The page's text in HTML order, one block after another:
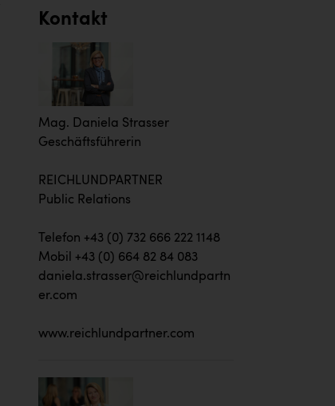
Kontakt
Mag. Daniela Strasser
Geschäftsführerin
REICHLUNDPARTNER
Public Relations
Telefon +43 (0) 732 666 222 1148
Mobil +43 (0) 664 82 84 083
daniela.strasser@reichlundpartn
er.com
www.reichlundpartner.com